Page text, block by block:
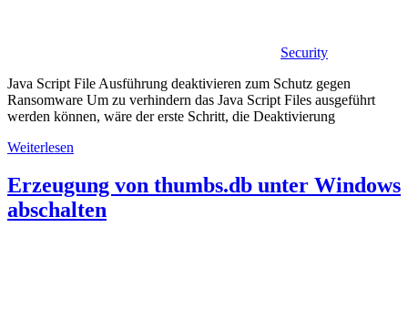
Security
Java Script File Ausführung deaktivieren zum Schutz gegen
Ransomware Um zu verhindern das Java Script Files ausgeführt
werden können, wäre der erste Schritt, die Deaktivierung
Weiterlesen
Erzeugung von thumbs.db unter Windows
abschalten